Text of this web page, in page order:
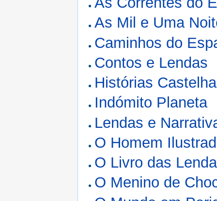
As Mil e Uma
Caminhos do
Contos e Lendas
Histórias
Indómito Planeta
Lendas e
O Homem
O Livro das
O Menino de